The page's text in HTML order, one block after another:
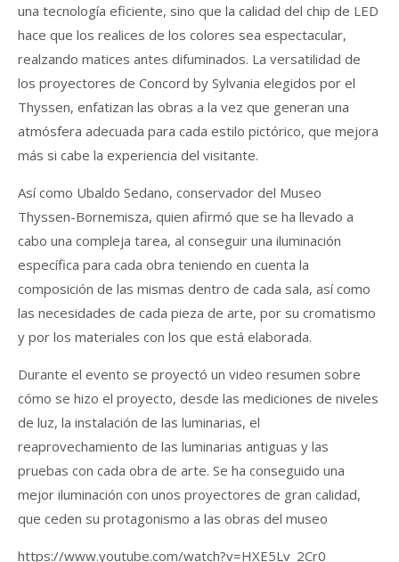
una tecnología eficiente, sino que la calidad del chip de LED
hace que los realices de los colores sea espectacular,
realzando matices antes difuminados. La versatilidad de
los proyectores de Concord by Sylvania elegidos por el
Thyssen, enfatizan las obras a la vez que generan una
atmósfera adecuada para cada estilo pictórico, que mejora
más si cabe la experiencia del visitante.
Así como Ubaldo Sedano, conservador del Museo
Thyssen-Bornemisza, quien afirmó que se ha llevado a
cabo una compleja tarea, al conseguir una iluminación
específica para cada obra teniendo en cuenta la
composición de las mismas dentro de cada sala, así como
las necesidades de cada pieza de arte, por su cromatismo
y por los materiales con los que está elaborada.
Durante el evento se proyectó un video resumen sobre
cómo se hizo el proyecto, desde las mediciones de niveles
de luz, la instalación de las luminarias, el
reaprovechamiento de las luminarias antiguas y las
pruebas con cada obra de arte. Se ha conseguido una
mejor iluminación con unos proyectores de gran calidad,
que ceden su protagonismo a las obras del museo
https://www.youtube.com/watch?v=HXE5Lv_2Cr0